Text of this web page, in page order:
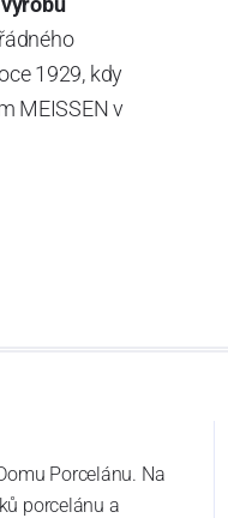
1929, kdy
MEISSEN v
Porcelánu. Na
porcelánu a